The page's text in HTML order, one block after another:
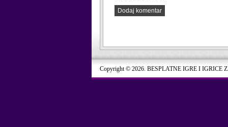
Dodaj komentar
Copyright © 2026. BESPLATNE IGRE I IGRICE